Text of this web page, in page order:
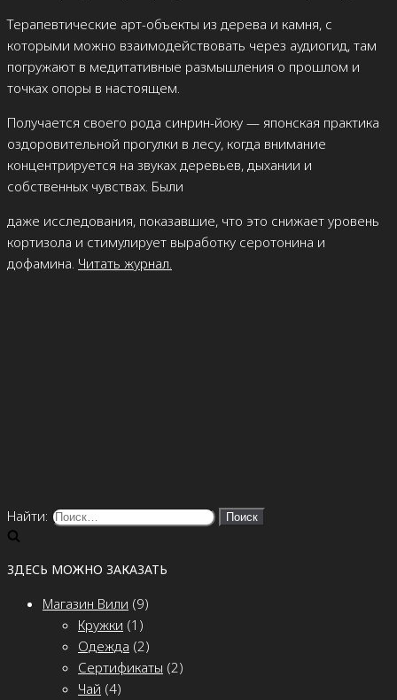
Терапевтические арт-объекты из дерева и камня, с
которыми можно взаимодействовать через аудиогид, там
погружают в медитативные размышления о прошлом и
точках опоры в настоящем.
Получается своего рода синрин-йоку — японская практика
оздоровительной прогулки в лесу, когда внимание
концентрируется на звуках деревьев, дыхании и
собственных чувствах. Были
даже исследования, показавшие, что это снижает уровень
кортизола и стимулирует выработку серотонина и
дофамина. Читать журнал.
Найти:
ЗДЕСЬ МОЖНО ЗАКАЗАТЬ
Магазин Вили (9)
Кружки (1)
Одежда (2)
Сертификаты (2)
Чай (4)